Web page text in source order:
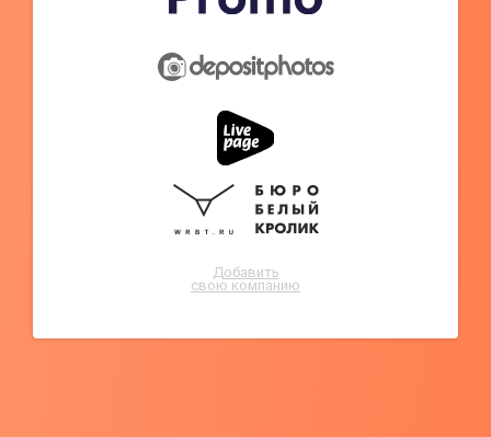
Добавить
свою компанию